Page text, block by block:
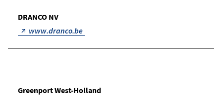
DRANCO NV
www.dranco.be
Greenport West-Holland